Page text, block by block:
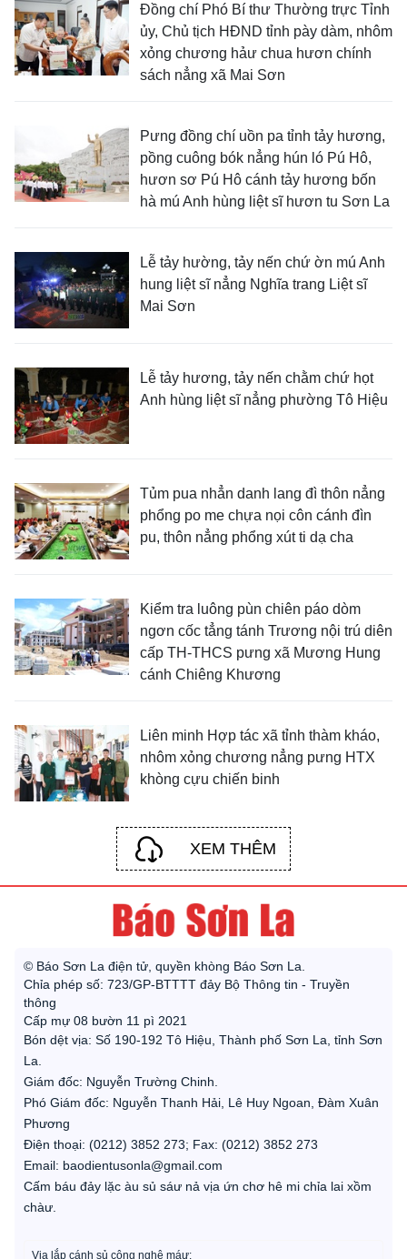
Đồng chí Phó Bí thư Thường trực Tỉnh
ủy, Chủ tịch HĐND tỉnh pày dàm, nhôm
xỏng chương hảư chua hươn chính
sách nẳng xã Mai Sơn
Pưng đồng chí uồn pa tỉnh tảy hương,
pồng cuông bók nẳng hún ló Pú Hô,
hươn sơ Pú Hô cánh tảy hương bốn
hà mú Anh hùng liệt sĩ hươn tu Sơn La
Lễ tảy hường, tảy nến chứ ờn mú Anh
hung liệt sĩ nẳng Nghĩa trang Liệt sĩ
Mai Sơn
Lễ tảy hương, tảy nến chằm chứ họt
Anh hùng liệt sĩ nẳng phường Tô Hiệu
Tủm pua nhẳn danh lang đì thôn nẳng
phổng po me chựa nọi côn cánh đìn
pu, thôn nẳng phổng xút ti dạ cha
Kiểm tra luông pùn chiên páo dòm
ngơn cốc tẳng tánh Trương nội trú diên
cấp TH-THCS pưng xã Mương Hung
cánh Chiêng Khương
Liên minh Hợp tác xã tỉnh thàm kháo,
nhôm xỏng chương nẳng pưng HTX
khòng cựu chiến binh
XEM THÊM
© Báo Sơn La điện tử, quyền khòng Báo Sơn La.
Chỉa phép số: 723/GP-BTTTT đảy Bộ Thông tin - Truyền
thông
Cấp mự 08 bườn 11 pì 2021
Bón dệt vịa: Số 190-192 Tô Hiệu, Thành phố Sơn La, tỉnh Sơn
La.
Giám đốc: Nguyễn Trường Chinh.
Phó Giám đốc: Nguyễn Thanh Hải, Lê Huy Ngoan, Đàm Xuân
Phương
Điện thoại: (0212) 3852 273; Fax: (0212) 3852 273
Email: baodientusonla@gmail.com
Cấm báu đảy lặc àu sủ sáư nả vịa ứn chơ hê mi chỉa lai xồm
chàư.
Vịa lắp cánh sủ công nghệ máư: